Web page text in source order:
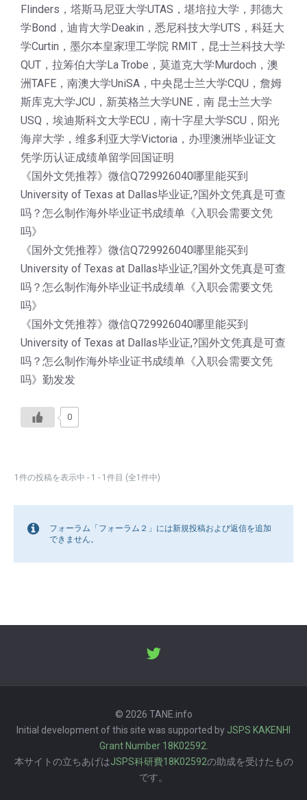
Flinders，塔斯马尼亚大学UTAS，堪培拉大学，邦德大
学Bond，迪肯大学Deakin，悉尼科技大学UTS，科廷大
学Curtin，墨尔本皇家理工学院 RMIT，昆士兰科技大学
QUT，拉筹伯大学La Trobe，莫道克大学Murdoch，澳
洲TAFE，南澳大学UniSA，中央昆士兰大学CQU，詹姆
斯库克大学JCU，新英格兰大学UNE，南 昆士兰大学
USQ，埃迪斯科文大学ECU，南十字星大学SCU，阳光
海岸大学，维多利亚大学Victoria，办理澳洲毕业证文
凭学历认证成绩单留学回国证明
《国外文凭推荐》微信Q729926040哪里能买到
University of Texas at Dallas毕业证,?国外文凭真是可查
吗？怎么制作海外毕业证书成绩单《入职会需要文凭
吗》
《国外文凭推荐》微信Q729926040哪里能买到
University of Texas at Dallas毕业证,?国外文凭真是可查
吗？怎么制作海外毕业证书成绩单《入职会需要文凭
吗》
《国外文凭推荐》微信Q729926040哪里能买到
University of Texas at Dallas毕业证,?国外文凭真是可查
吗？怎么制作海外毕业证书成绩单《入职会需要文凭
吗》勤发发
0
1件の投稿を表示中 - 1 - 1件目 (全1件中)
フォーラム「フォーラム２」には新規投稿および返信を追加
できません。
© 2026 TANE.info
Initial development of this site was supported by JSPS KAKENHI
Grant Number 18K02592
本サイトの立ちあげはJSPS科研費18K02592の助成を受けたもの
です。